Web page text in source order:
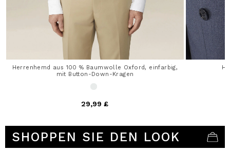
Herrenhemd aus 100 % Baumwolle Oxford, einfarbig,
mit Button-Down-Kragen
29,99 £
SHOPPEN SIE DEN LOOK